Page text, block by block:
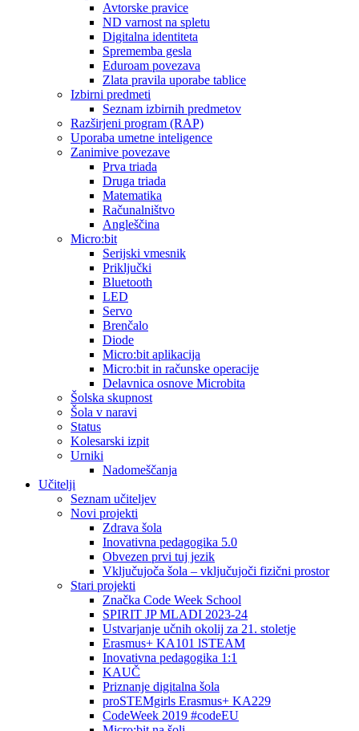
Avtorske pravice
ND varnost na spletu
Digitalna identiteta
Sprememba gesla
Eduroam povezava
Zlata pravila uporabe tablice
Izbirni predmeti
Seznam izbirnih predmetov
Razširjeni program (RAP)
Uporaba umetne inteligence
Zanimive povezave
Prva triada
Druga triada
Matematika
Računalništvo
Angleščina
Micro:bit
Serijski vmesnik
Priključki
Bluetooth
LED
Servo
Brenčalo
Diode
Micro:bit aplikacija
Micro:bit in računske operacije
Delavnica osnove Microbita
Šolska skupnost
Šola v naravi
Status
Kolesarski izpit
Urniki
Nadomeščanja
Učitelji
Seznam učiteljev
Novi projekti
Zdrava šola
Inovativna pedagogika 5.0
Obvezen prvi tuj jezik
Vključujoča šola – vključujoči fizični prostor
Stari projekti
Značka Code Week School
SPIRIT JP MLADI 2023-24
Ustvarjanje učnih okolij za 21. stoletje
Erasmus+ KA101 lSTEAM
Inovativna pedagogika 1:1
KAUČ
Priznanje digitalna šola
proSTEMgirls Erasmus+ KA229
CodeWeek 2019 #codeEU